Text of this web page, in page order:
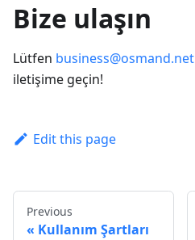
Bize ulaşın
Lütfen business@osmand.net
iletişime geçin!
Edit this page
Previous
Kullanım Şartları